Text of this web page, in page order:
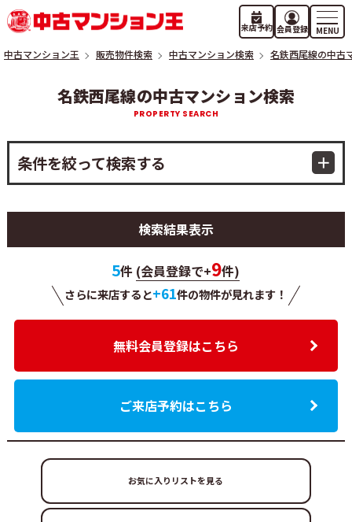
来店予約 会員登録
中古マンション王 販売物件検索 中古マンション検索 名鉄西尾線の中古
名鉄西尾線の中古マンション検索
条件を絞って検索する
検索結果表示
5件 (会員登録で+9件)
さらに来店すると+61件の物件が見れます！
無料会員登録はこちら
ご来店予約はこちら
お気に入りリストを見る